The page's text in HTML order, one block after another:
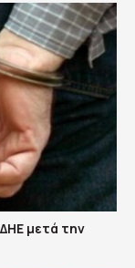
μετά την